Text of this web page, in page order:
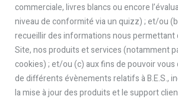
commerciale, livres blancs ou encore
niveau de conformité via un quizz) ; et/ou
recueillir des informations nous permettant
Site, nos produits et services (notamment
cookies) ; et/ou (c) aux fins de pouvoir
de différents évènements relatifs à B.E.S.,
la mise à jour des produits et le support